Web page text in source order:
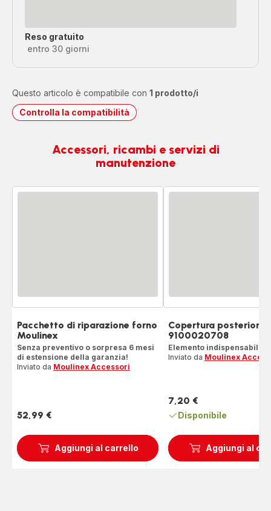
Reso gratuito
entro 30 giorni
Questo articolo è compatibile con 1 prodotto/i
Controlla la compatibilità
Accessori, ricambi e servizi di
manutenzione
Aggiungi al carrello
Pacchetto di riparazione forno
Moulinex
Senza preventivo o sorpresa 6 mesi
di estensione della garanzia!
Inviato da Moulinex Accessori
Prezzo
52,99 €
Aggiungi al
Copertura posteriore
9100020708
Elemento indispensabile
Inviato da Moulinex
Prezzo
7,20 €
Disponibile